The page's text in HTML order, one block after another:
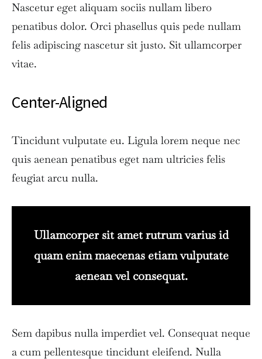
Nascetur eget aliquam sociis nullam libero
penatibus dolor. Orci phasellus quis pede nullam
felis adipiscing nascetur sit justo. Sit ullamcorper
vitae.
Center-Aligned
Tincidunt vulputate eu. Ligula lorem neque nec
quis aenean penatibus eget nam ultricies felis
feugiat arcu nulla.
Ullamcorper sit amet rutrum varius id
quam enim maecenas etiam vulputate
aenean vel consequat.
Sem dapibus nulla imperdiet vel. Consequat neque
a cum pellentesque tincidunt eleifend. Nulla